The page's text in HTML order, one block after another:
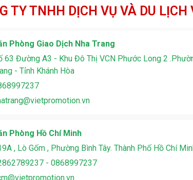
TY TNHH DỊCH VỤ VÀ DU LỊCH
Phòng Giao Dịch Nha Trang
63 Đường A3 - Khu Đô Thị VCN Phước Long 2
- Tỉnh Khánh Hòa
Phòng Hồ Chí Minh
, Lò Gốm , Phường Bình Tây. Thành Phố Hồ Chí
- 0868997237